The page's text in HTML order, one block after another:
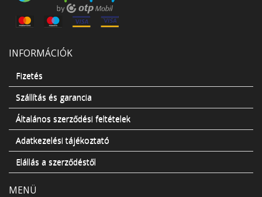
INFORMÁCIÓK
Fizetés
Szállítás és garancia
Általános szerződési feltételek
Adatkezelési tájékoztató
Elállás a szerződéstől
MENÜ